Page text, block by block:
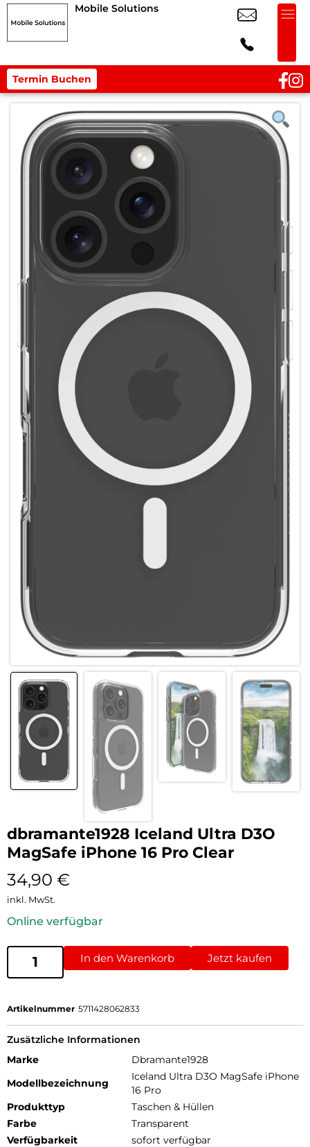
Mobile Solutions
Termin Buchen
dbramante1928 Iceland Ultra D3O
MagSafe iPhone 16 Pro Clear
34,90 €
inkl. MwSt.
Online verfügbar
In den Warenkorb Jetzt kaufen
Artikelnummer 5711428062833
Zusätzliche Informationen
Marke
Dbramante1928
Modellbezeichnung
Iceland Ultra D3O MagSafe iPhone
16 Pro
Produkttyp
Taschen & Hüllen
Farbe
Transparent
Verfügbarkeit
sofort verfügbar